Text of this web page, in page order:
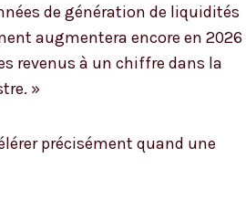
de génération de liquidités
augmentera encore en 2026
revenus à un chiffre dans la
»
précisément quand une